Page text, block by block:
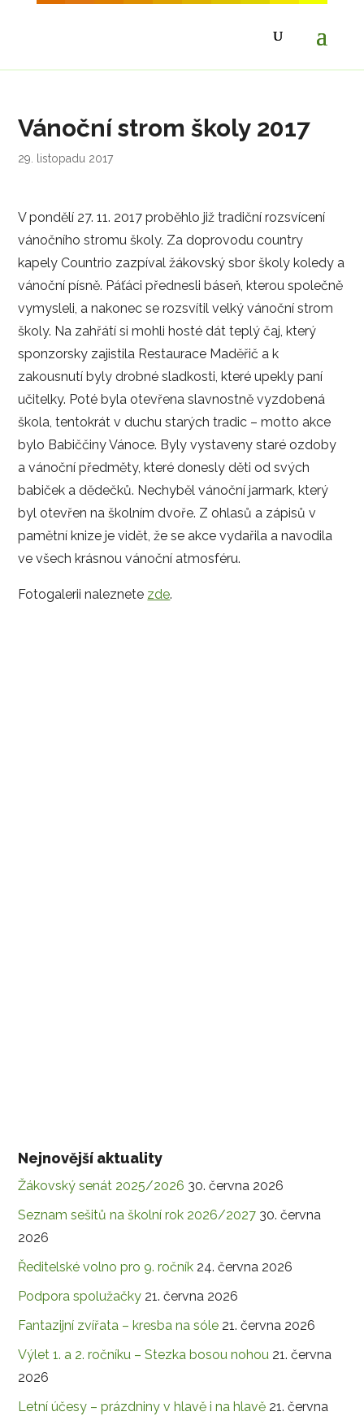
Vánoční strom školy 2017
29. listopadu 2017
V pondělí 27. 11. 2017 proběhlo již tradiční rozsvícení
vánočního stromu školy. Za doprovodu country
kapely Countrio zazpíval žákovský sbor školy koledy a
vánoční písně. Páťáci přednesli báseň, kterou společně
vymysleli, a nakonec se rozsvítil velký vánoční strom
školy. Na zahřátí si mohli hosté dát teplý čaj, který
sponzorsky zajistila Restaurace Maděřič a k
zakousnutí byly drobné sladkosti, které upekly paní
učitelky. Poté byla otevřena slavnostně vyzdobená
škola, tentokrát v duchu starých tradic – motto akce
bylo Babiččiny Vánoce. Byly vystaveny staré ozdoby
a vánoční předměty, které donesly děti od svých
babiček a dědečků. Nechyběl vánoční jarmark, který
byl otevřen na školním dvoře. Z ohlasů a zápisů v
pamětní knize je vidět, že se akce vydařila a navodila
ve všech krásnou vánoční atmosféru.
Fotogalerii naleznete zde.
Nejnovější aktuality
Žákovský senát 2025/2026 30. června 2026
Seznam sešitů na školní rok 2026/2027 30. června
2026
Ředitelské volno pro 9. ročník 24. června 2026
Podpora spolužačky 21. června 2026
Fantazijní zvířata – kresba na sóle 21. června 2026
Výlet 1. a 2. ročníku – Stezka bosou nohou 21. června
2026
Letní účesy – prázdniny v hlavě i na hlavě 21. června